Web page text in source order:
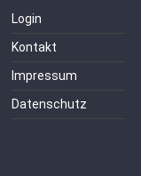
Login
Kontakt
Impressum
Datenschutz